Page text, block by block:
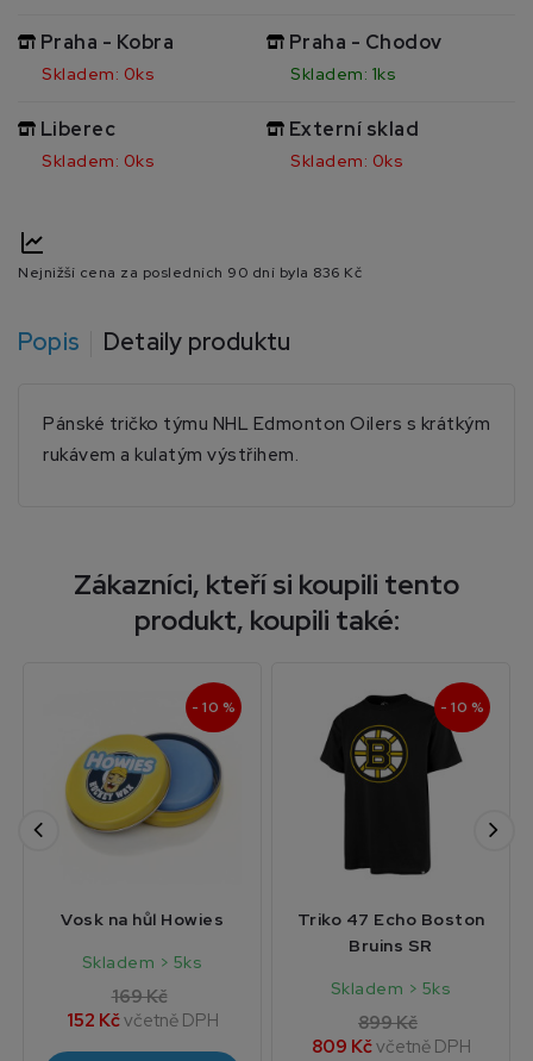
Praha - Kobra
Skladem: 0ks
Praha - Chodov
Skladem: 1ks
Liberec
Skladem: 0ks
Externí sklad
Skladem: 0ks
Nejnižší cena za posledních 90 dní byla 836 Kč
Popis Detaily produktu
Pánské tričko týmu NHL Edmonton Oilers s krátkým
rukávem a kulatým výstřihem.
Zákazníci, kteří si koupili tento
produkt, koupili také:
- 10 %
Vosk na hůl Howies
Skladem > 5ks
169 Kč
152 Kčvčetně DPH
- 10 %
Triko 47 Echo Boston
Bruins SR
Skladem > 5ks
899 Kč
809 Kčvčetně DPH